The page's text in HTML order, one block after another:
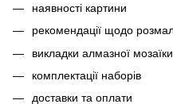
наявності картини
рекомендації щодо
викладки алмазної мозаїки
комплектації наборів
доставки та оплати